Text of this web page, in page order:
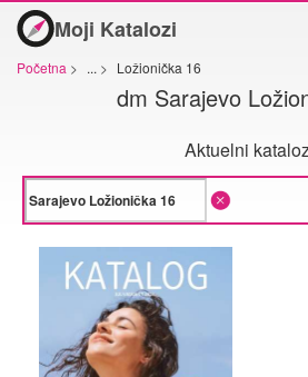
Moji Katalozi
Početna > ... > Ložionička 16
dm Sarajevo
Aktuelni